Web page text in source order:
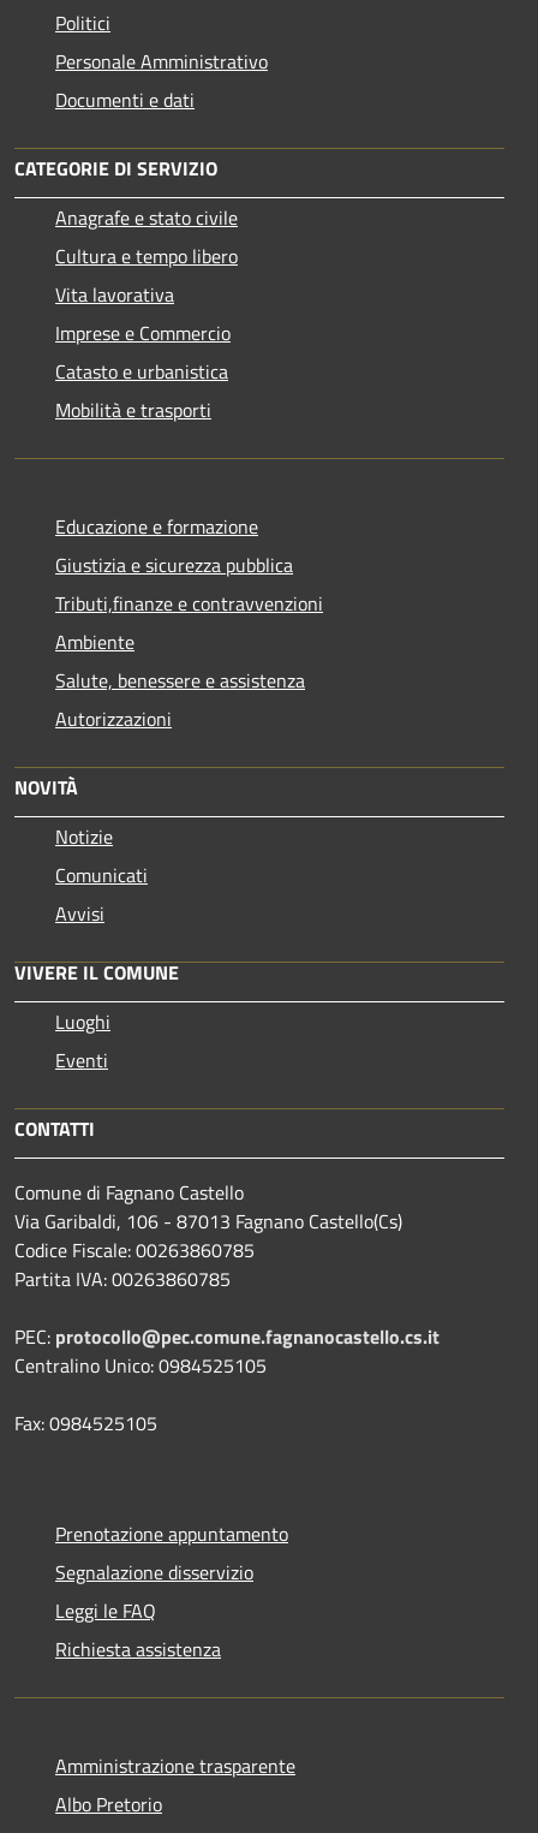
Politici
Personale Amministrativo
Documenti e dati
CATEGORIE DI SERVIZIO
Anagrafe e stato civile
Cultura e tempo libero
Vita lavorativa
Imprese e Commercio
Catasto e urbanistica
Mobilità e trasporti
Educazione e formazione
Giustizia e sicurezza pubblica
Tributi,finanze e contravvenzioni
Ambiente
Salute, benessere e assistenza
Autorizzazioni
NOVITÀ
Notizie
Comunicati
Avvisi
VIVERE IL COMUNE
Luoghi
Eventi
CONTATTI
Comune di Fagnano Castello
Via Garibaldi, 106 - 87013 Fagnano Castello(Cs)
Codice Fiscale: 00263860785
Partita IVA: 00263860785
PEC: protocollo@pec.comune.fagnanocastello.cs.it
Centralino Unico: 0984525105
Fax: 0984525105
Prenotazione appuntamento
Segnalazione disservizio
Leggi le FAQ
Richiesta assistenza
Amministrazione trasparente
Albo Pretorio